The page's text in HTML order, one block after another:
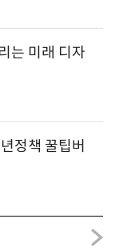
는 미래 디자
정책 꿀팁버